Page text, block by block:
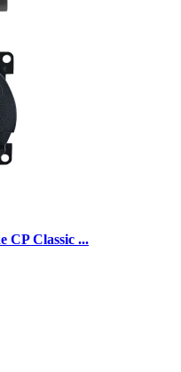
CP Classic ...